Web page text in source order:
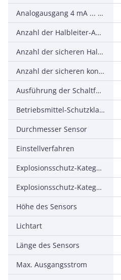
Analogausgang 4 mA ... 20 mA
Anzahl der Halbleiter-Ausgänge mit Meldefunktion
Anzahl der sicheren Halbleiter-Ausgänge
Anzahl der sicheren kontaktbehafteten Ausgänge
Ausführung der Schaltfunktion
Betriebsmittel-Schutzklasse
Durchmesser Sensor
Einstellverfahren
Explosionsschutz-Kategorie für Gas
Explosionsschutz-Kategorie für Staub
Höhe des Sensors
Lichtart
Länge des Sensors
Max. Ausgangsstrom